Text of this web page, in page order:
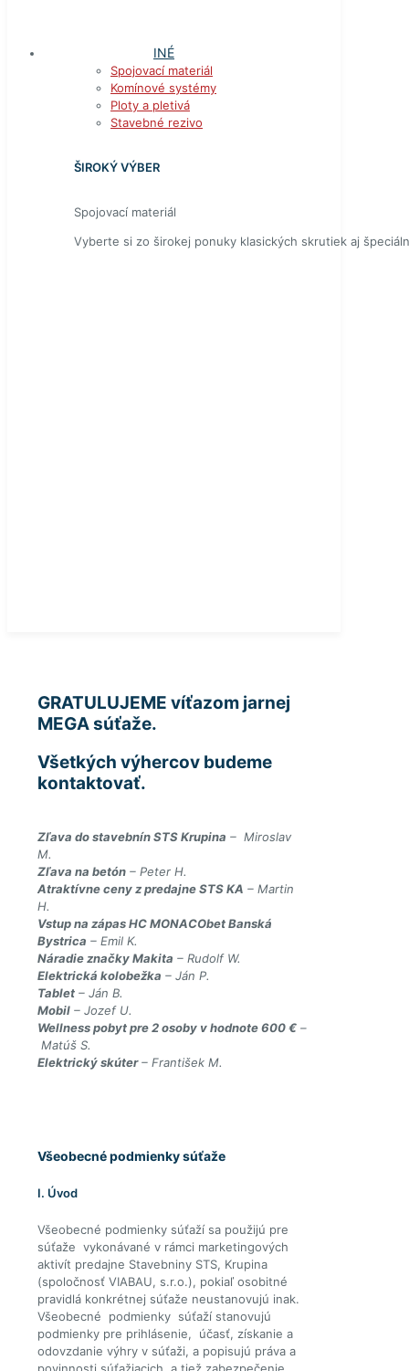
INÉ
Spojovací materiál
Komínové systémy
Ploty a pletivá
Stavebné rezivo
ŠIROKÝ VÝBER
Spojovací materiál
Vyberte si zo širokej ponuky klasických skrutiek aj
GRATULUJEME víťazom jarnej
MEGA súťaže.
Všetkých výhercov budeme
kontaktovať.
Zľava do stavebnín STS Krupina – Miroslav
M.
Zľava na betón – Peter H.
Atraktívne ceny z predajne STS KA – Martin
H.
Vstup na zápas HC MONACObet Banská
Bystrica – Emil K.
Náradie značky Makita – Rudolf W.
Elektrická kolobežka – Ján P.
Tablet – Ján B.
Mobil – Jozef U.
Wellness pobyt pre 2 osoby v hodnote 600 € –
Matúš S.
Elektrický skúter– František M.
Všeobecné podmienky súťaže
I. Úvod
Všeobecné podmienky súťaží sa použijú pre
súťaže vykonávané v rámci marketingových
aktivít predajne Stavebniny STS, Krupina
(spoločnosť VIABAU, s.r.o.), pokiaľ osobitné
pravidlá konkrétnej súťaže neustanovujú inak.
Všeobecné podmienky súťaží stanovujú
podmienky pre prihlásenie, účasť, získanie a
odovzdanie výhry v súťaži, a popisujú práva a